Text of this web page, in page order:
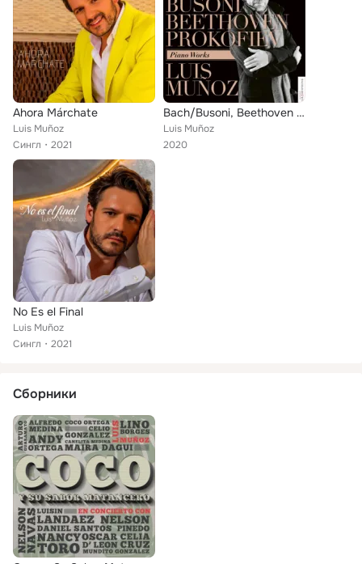
Ahora Márchate
Luis Muñoz
Сингл
2021
Bach/Busoni, Beethoven & Prokofiev: Piano Works
Luis Muñoz
2020
No Es el Final
Luis Muñoz
Сингл
2021
Сборники